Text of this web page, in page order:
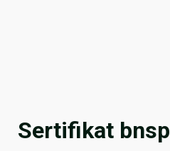
Sertifikat bnsp